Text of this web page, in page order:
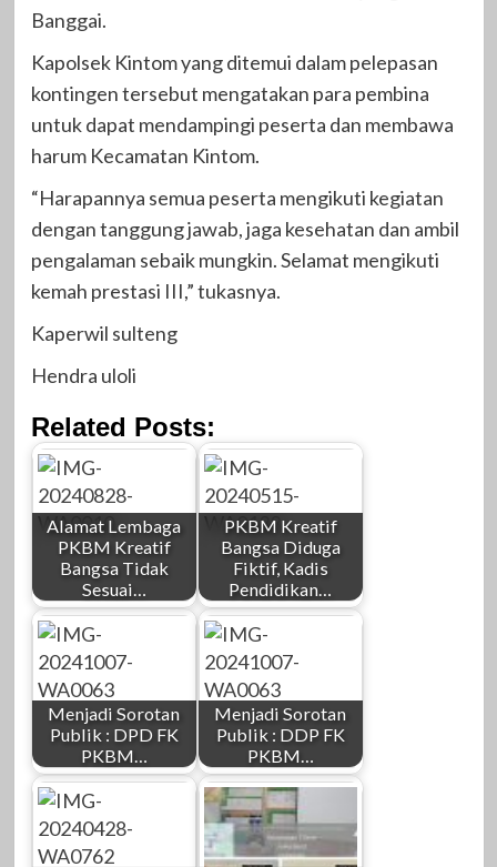
Banggai.
Kapolsek Kintom yang ditemui dalam pelepasan
kontingen tersebut mengatakan para pembina
untuk dapat mendampingi peserta dan membawa
harum Kecamatan Kintom.
“Harapannya semua peserta mengikuti kegiatan
dengan tanggung jawab, jaga kesehatan dan ambil
pengalaman sebaik mungkin. Selamat mengikuti
kemah prestasi III,” tukasnya.
Kaperwil sulteng
Hendra uloli
Related Posts:
Alamat Lembaga
PKBM Kreatif
Bangsa Tidak
Sesuai…
PKBM Kreatif
Bangsa Diduga
Fiktif, Kadis
Pendidikan…
Menjadi Sorotan
Publik : DPD FK
PKBM…
Menjadi Sorotan
Publik : DDP FK
PKBM…